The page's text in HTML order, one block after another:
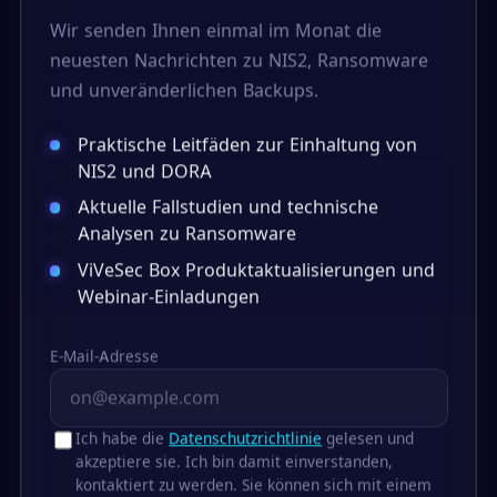
Wir senden Ihnen einmal im Monat die
neuesten Nachrichten zu NIS2, Ransomware
und unveränderlichen Backups.
Praktische Leitfäden zur Einhaltung von
NIS2 und DORA
Aktuelle Fallstudien und technische
Analysen zu Ransomware
ViVeSec Box Produktaktualisierungen und
Webinar-Einladungen
E-Mail-Adresse
Ich habe die Datenschutzrichtlinie gelesen und
akzeptiere sie. Ich bin damit einverstanden,
kontaktiert zu werden. Sie können sich mit einem